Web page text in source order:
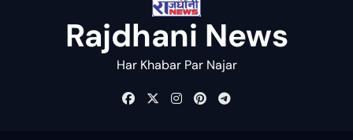
Rajdhani News
Har Khabar Par Najar